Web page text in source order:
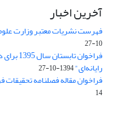
آخرین اخبار
فهرست نشریات معتبر وزارت علوم،
10-27
فراخوان
رایانه‌ای"1394-10-27
فراخوان مقاله فصلنامه تحقیقات
14